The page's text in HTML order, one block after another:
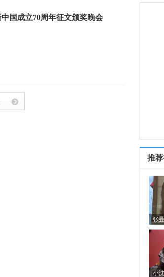
国成立70周年征文颁奖晚会
推
张
小